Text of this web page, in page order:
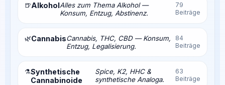
🍺AlkoholAlles zum Thema Alkohol —
Konsum, Entzug, Abstinenz.
79
Beiträge
🌿CannabisCannabis, THC, CBD — Konsum,
Entzug, Legalisierung.
84
Beiträge
⚗️Synthetische
Cannabinoide
Spice, K2, HHC &
synthetische Analoga.
63
Beiträge